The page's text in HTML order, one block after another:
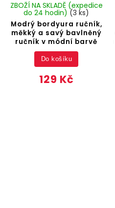
Modrý bordyura ručník,
měkký a savý bavlněný
ručník v módní barvě
ZBOŽÍ NA SKLADĚ (expedice
do 24 hodin) (3 ks)
129 Kč
Do košíku